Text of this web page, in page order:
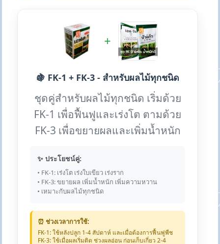
+
🍇 FK-1 + FK-3 - สำหรับผลไม้ทุกชนิด
ชุดคู่สำหรับผลไม้ทุกชนิด เริ่มด้วย
FK-1 เพื่อฟื้นฟูและเร่งโต ตามด้วย
FK-3 เพื่อขยายผลและเพิ่มน้ำหนัก
✨ ประโยชน์คู่:
• FK-1: เร่งโต เร่งใบเขียว เร่งราก
• FK-3: ขยายผล เพิ่มน้ำหนัก เพิ่มความหวาน
• เหมาะกับผลไม้ทุกชนิด
⏰ ช่วงเวลาการใช้:
FK-1: ใช้หลังปลูก 1-4 สัปดาห์ และเมื่อต้องการฟื้นฟูพืช
FK-3: ใช้เมื่อผลเริ่มติด ช่วงผลอ่อน ก่อนเก็บเกี่ยว 2-4